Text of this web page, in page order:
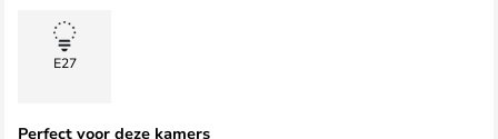
E27
Perfect voor deze kamers